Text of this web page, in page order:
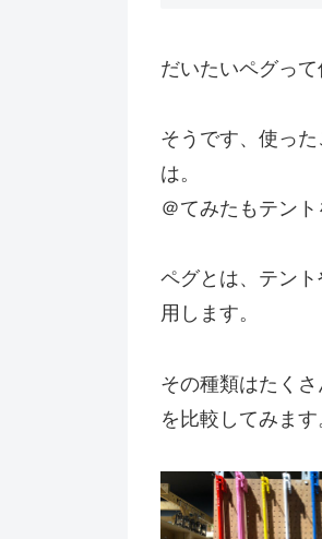
だいたいペグって
そうです、使っ
は。
＠てみたもテン
ペグとは、テン
用します。
その種類はたく
を比較してみます